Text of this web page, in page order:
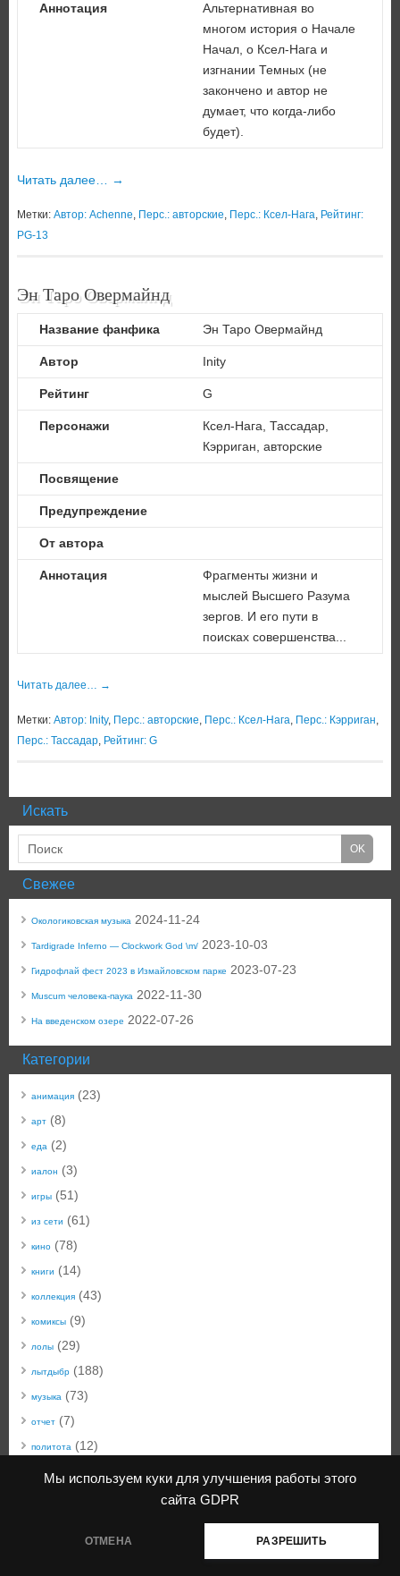
Мы используем куки для улучшения работы этого
сайта GDPR
ОТМЕНА РАЗРЕШИТЬ
Аннотация
Альтернативная во
многом история о Начале
Начал, о Ксел-Нага и
изгнании Темных (не
закончено и автор не
думает, что когда-либо
будет).
Читать далее… →
Метки: Автор: Achenne, Перс.: авторские, Перс.: Ксел-Нага, Рейтинг:
PG-13
Эн Таро Овермайнд
Название фанфика Эн Таро Овермайнд
Автор Inity
Рейтинг G
Персонажи
Ксел-Нага, Тассадар,
Кэрриган, авторские
Посвящение
Предупреждение
От автора
Аннотация
Фрагменты жизни и
мыслей Высшего Разума
зергов. И его пути в
поисках совершенства...
Читать далее… →
Метки: Автор: Inity, Перс.: авторские, Перс.: Ксел-Нага, Перс.: Кэрриган,
Перс.: Тассадар, Рейтинг: G
Искать
Свежее
Окологиковская музыка 2024-11-24
Tardigrade Inferno — Clockwork God \m/ 2023-10-03
Гидрофлай фест 2023 в Измайловском парке 2023-07-23
Muscum человека-паука 2022-11-30
На введенском озере 2022-07-26
Категории
анимация (23)
арт (8)
еда (2)
иалон (3)
игры (51)
из сети (61)
кино (78)
книги (14)
коллекция (43)
комиксы (9)
лолы (29)
лытдыбр (188)
музыка (73)
отчет (7)
политота (12)
техноблог